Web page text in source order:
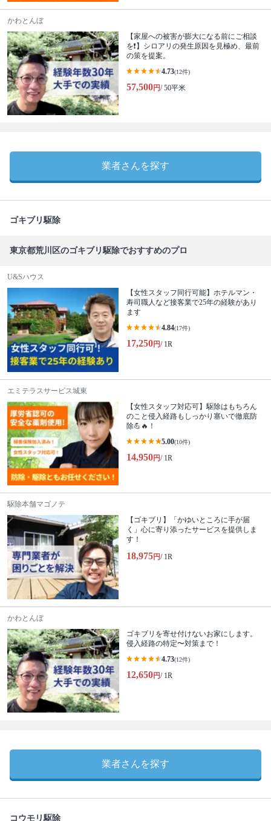
かわとんぼ
【家屋への被害が膨大になる前にご相談
を❗️】シロアリの発生原因を見極め、最前
の策を提案。
4.73(12件)
57,500円/ 50平米
業者さんを探す
ゴキブリ駆除
東京都荒川区のゴキブリ駆除でおすすめのプロ
U&Sハウス
【女性スタッフ同行可能】ホテルマン・
寿司職人など接客業で25年の経験があり
ます
4.84(17件)
17,250円/ 1R
エミテラスサービス城東
【女性スタッフ対応可】駆除はもちろん
のこと侵入経路もしっかり塞いで徹底防
除💪🔥！
5.00(10件)
14,950円/ 1R
駆除本舗マゴノテ
【ゴキブリ】「かゆいところに手が届
く」心に寄り添ったサービスを提供しま
す！
18,975円/ 1R
かわとんぼ
ゴキブリを寄せ付けないお家にします。
侵入経路の特定〜対策まで！
4.73(12件)
12,650円/ 1R
業者さんを探す
コウモリ駆除